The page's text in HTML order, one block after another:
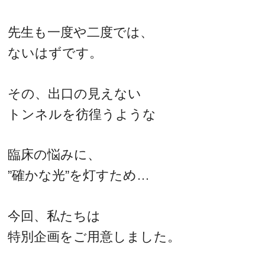
先生も一度や二度では、
ないはずです。
その、出口の見えない
トンネルを彷徨うような
臨床の悩みに、
”確かな光”を灯すため…
今回、私たちは
特別企画をご用意しました。